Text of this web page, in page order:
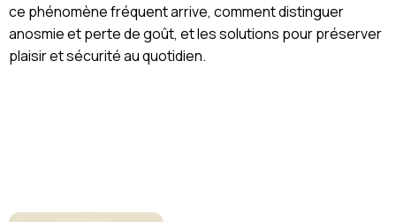
ce phénomène fréquent arrive, comment distinguer
anosmie et perte de goût, et les solutions pour préserver
plaisir et sécurité au quotidien.